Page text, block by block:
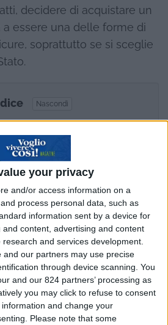
your privacy
and/or access information on a
process personal data, such as
information sent by a device for
content, advertising and content
and services development.
and our partners may use precise
through device scanning. You
and our 824 partners’ processing as
you may click to refuse to consent
and change your
Please note that some
decidere di acquistare un
essere una delle forme di
soprattutto se si sceglie
Nascondi
dove conviene
all’estero
comprato casa gli italiani
spagnolo
all’estero al mare
all’estero come forma di
fuori dall’Europa
del mercato immobiliare